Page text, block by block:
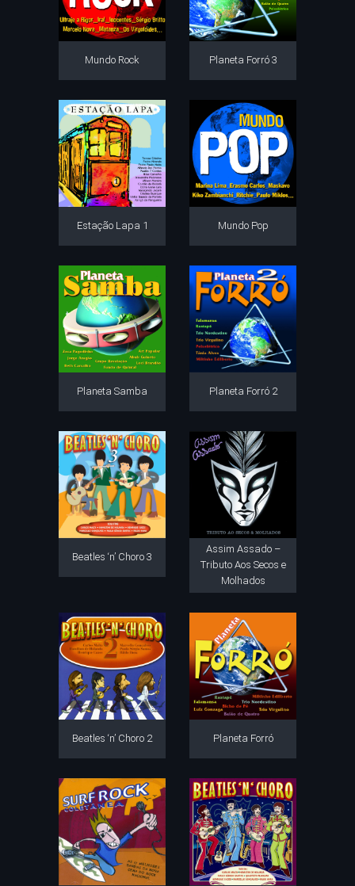
Mundo Rock Planeta Forró 3
Estação Lapa 1 Mundo Pop
Planeta Samba Planeta Forró 2
Beatles ‘n’ Choro 3
Assim Assado –
Tributo Aos Secos e
Molhados
Beatles ‘n’ Choro 2 Planeta Forró